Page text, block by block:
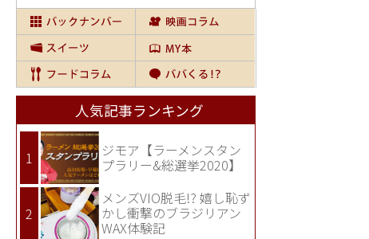
人気記事ランキング
ジモア【ラーメンスタン
プラリー&総選挙2020】
メンズVIO脱毛!? 嬉し恥ず
かし衝撃のブラジリアン
WAX体験記